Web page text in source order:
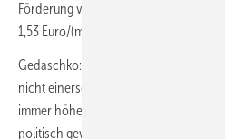
Förderung vorgesehen war, betrage
1,53 Euro/(m
Gedaschko: „Das Vorgehen der
nicht einerseits die Anforderungen an
immer höher schrauben und
politisch gewollten, teuren